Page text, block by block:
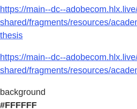
https://main--dc--
shared/fragments/resources/
thesis
https://main--dc--
shared/fragments/resources/
background
#FFFFFF